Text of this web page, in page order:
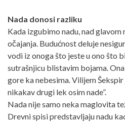
Nada donosi razliku
Kada izgubimo nadu, nad glavom
očajanja. Budućnost deluje
vodi iz onoga što jeste u ono što
sutrašnjicu blistavim bojama.
gore ka nebesima. Vilijem
nikakav drugi lek osim nade”.
Nada nije samo neka maglovita
Drevni spisi predstavljaju nadu